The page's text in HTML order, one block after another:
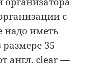
с
надо иметь
35
англ. clear —